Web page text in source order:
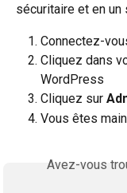
sécuritaire et en un
Connectez-
Cliquez dans
WordPress
Cliquez sur
Vous êtes
Avez-vous